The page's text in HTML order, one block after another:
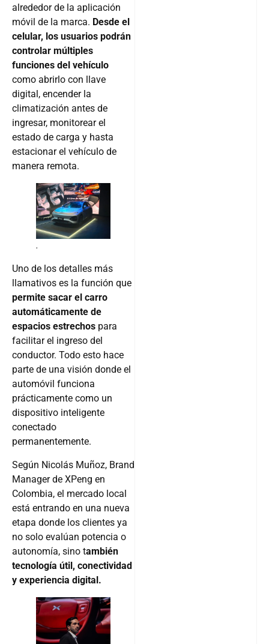
alrededor de la aplicación
móvil de la marca. Desde el
celular, los usuarios podrán
controlar múltiples
funciones del vehículo
como abrirlo con llave
digital, encender la
climatización antes de
ingresar, monitorear el
estado de carga y hasta
estacionar el vehículo de
manera remota.
.
Uno de los detalles más
llamativos es la función que
permite sacar el carro
automáticamente de
espacios estrechos para
facilitar el ingreso del
conductor. Todo esto hace
parte de una visión donde el
automóvil funciona
prácticamente como un
dispositivo inteligente
conectado
permanentemente.
Según Nicolás Muñoz, Brand
Manager de XPeng en
Colombia, el mercado local
está entrando en una nueva
etapa donde los clientes ya
no solo evalúan potencia o
autonomía, sino también
tecnología útil, conectividad
y experiencia digital.